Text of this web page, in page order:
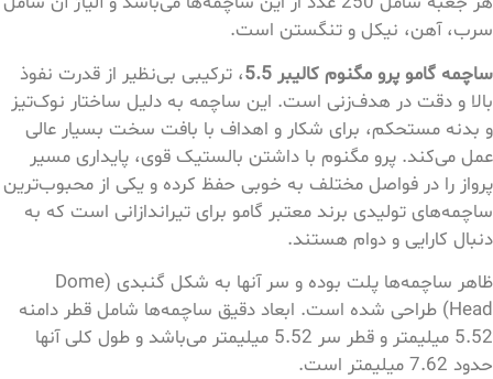
سرب، آهن، نیکل و تنگستن است.
ساچمه گامو پرو مگنوم کالیبر 5.5
، ترکیبی بی‌نظیر از قدرت نفوذ
بالا و دقت در هدف‌زنی است. این ساچمه به دلیل ساختار نوک‌تیز
و بدنه مستحکم، برای شکار و اهداف با بافت سخت بسیار عالی
عمل می‌کند. پرو مگنوم با داشتن بالستیک قوی، پایداری مسیر
پرواز را در فواصل مختلف به خوبی حفظ کرده و یکی از محبوب‌ترین
ساچمه‌های تولیدی برند معتبر گامو برای تیراندازانی است که به
دنبال کارایی و دوام هستند.
ظاهر ساچمه‌ها پلت بوده و سر آنها به شکل گنبدی (Dome
Head) طراحی شده است. ابعاد دقیق ساچمه‌ها شامل قطر دامنه
5.52 میلیمتر و قطر سر 5.52 میلیمتر می‌باشد و طول کلی آنها
حدود 7.62 میلیمتر است.